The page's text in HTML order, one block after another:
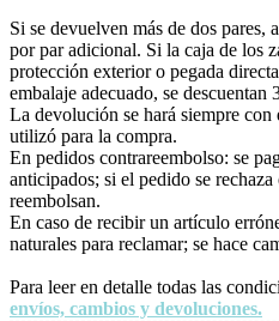
Si se devuelven más de dos pares,
por par adicional. Si la caja de los
protección exterior o pegada
embalaje adecuado, se descuentan
La devolución se hará siempre
utilizó para la compra.
En pedidos contrareembolso: se
anticipados; si el pedido se
reembolsan.
En caso de recibir un artículo
naturales para reclamar; se hace
Para leer en detalle todas las
envíos, cambios y devoluciones.